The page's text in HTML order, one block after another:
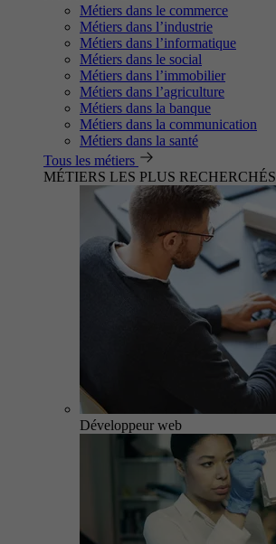
Métiers dans le commerce
Métiers dans l’industrie
Métiers dans l’informatique
Métiers dans le social
Métiers dans l’immobilier
Métiers dans l’agriculture
Métiers dans la banque
Métiers dans la communication
Métiers dans la santé
Tous les métiers
MÉTIERS LES PLUS RECHERCHÉS
Développeur web